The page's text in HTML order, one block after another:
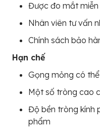
Được đo mắt miễn
Nhân viên tư vấn
Chính sách bảo
Hạn chế
Gọng mỏng có
Một số tròng cao
Độ bền tròng kính
phẩm